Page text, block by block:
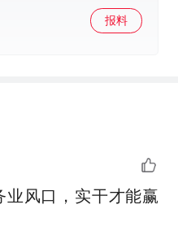
报料
业风口，实干才能赢